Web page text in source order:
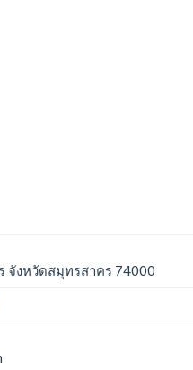
จังหวัดสมุทรสาคร 74000